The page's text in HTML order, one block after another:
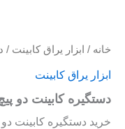
خانه / ابزار یراق کابینت /
ابزار یراق کابینت
دستگیره کابینت دو
خرید دستگیره کابینت